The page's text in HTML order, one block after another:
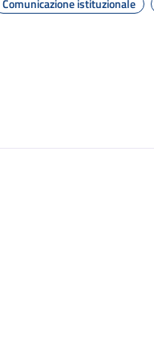
Comunicazione istituzionale